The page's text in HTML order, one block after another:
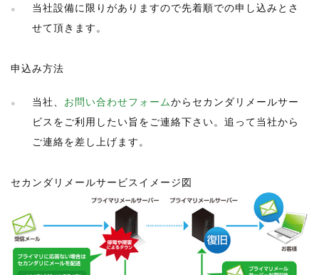
当社設備に限りがありますので先着順での申し込みとさ
せて頂きます。
申込み方法
当社、 お問い合わせフォームからセカンダリメールサー
ビスをご利用したい旨をご連絡下さい。追って当社から
ご連絡を差し上げます。
セカンダリメールサービスイメージ図